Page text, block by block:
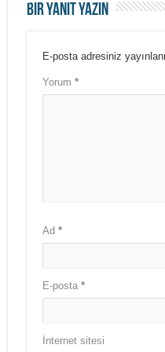
Bir yanıt yazın
E-posta adresiniz
Yorum *
Ad *
E-posta *
İnternet sitesi